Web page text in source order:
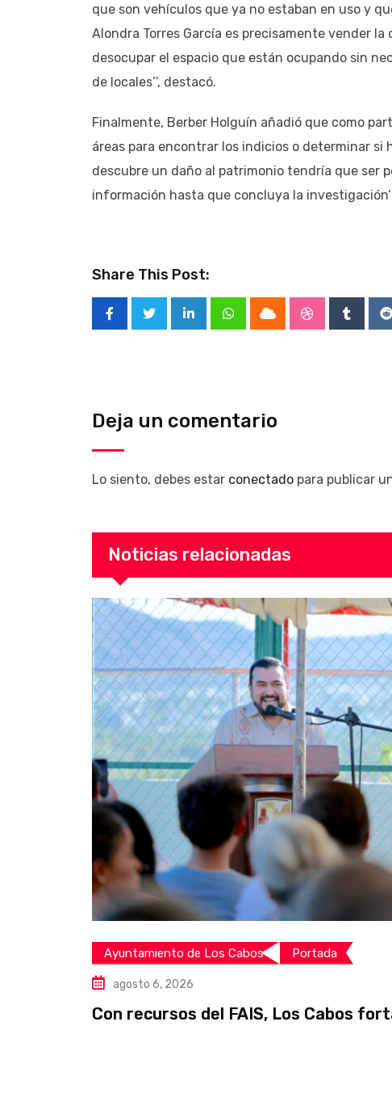
que son vehículos que ya no estaban en uso y
Alondra Torres García es precisamente vender
desocupar el espacio que están ocupando sin
de locales’’, destacó.
Finalmente, Berber Holguín añadió que como
áreas para encontrar los indicios o determinar
descubre un daño al patrimonio tendría que ser
información hasta que concluya la
Share This Post:
LinkedInWhatsappCloud StumbleUpon
Tumblr
Deja un comentario
Lo siento, debes estar conectado para publicar
Noticias relacionadas
Ayuntamiento de Los Cabos Portada
agosto 6, 2026
Con recursos del FAIS, Los Cabos